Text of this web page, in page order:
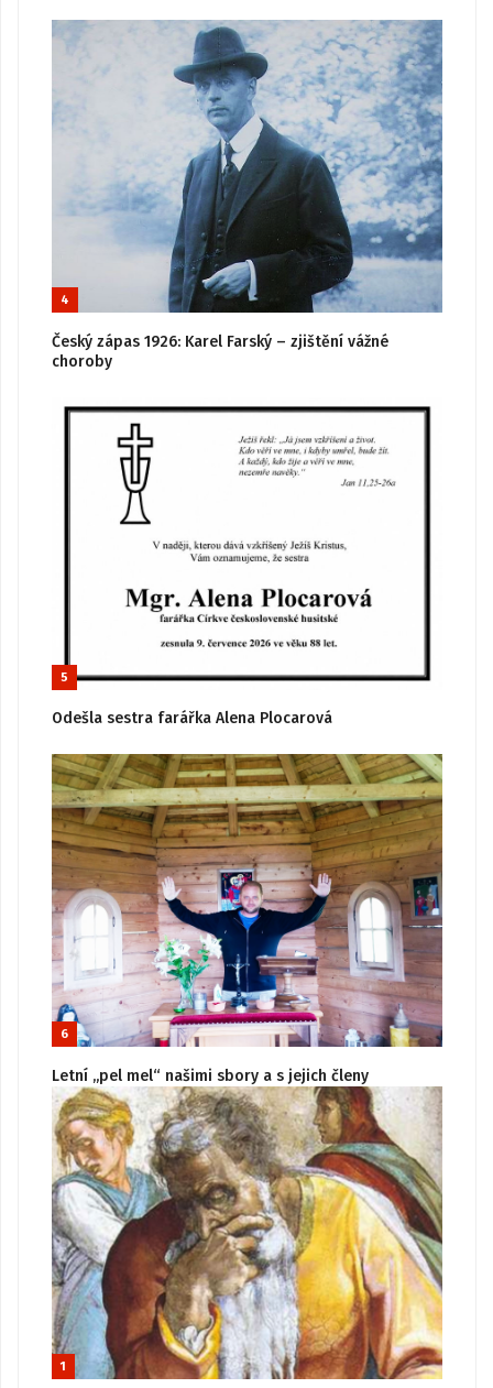
4
Český zápas 1926: Karel Farský – zjištění vážné
choroby
5
Odešla sestra farářka Alena Plocarová
6
Letní „pel mel“ našimi sbory a s jejich členy
1